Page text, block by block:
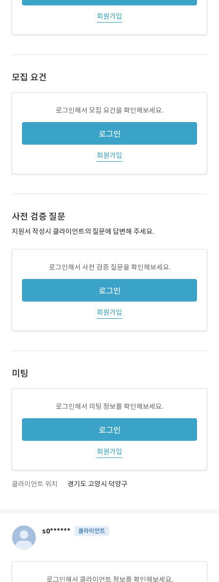
회원가입
모집 요건
로그인해서 모집 요건을 확인해보세요.
로그인
회원가입
사전 검증 질문
지원서 작성시 클라이언트의 질문에 답변해 주세요.
로그인해서 사전 검증 질문을 확인해보세요.
로그인
회원가입
미팅
로그인해서 미팅 정보를 확인해보세요.
로그인
회원가입
클라이언트 위치 경기도 고양시 덕양구
s0****** 클라이언트
로그인해서 클라이언트 정보를 확인해보세요.